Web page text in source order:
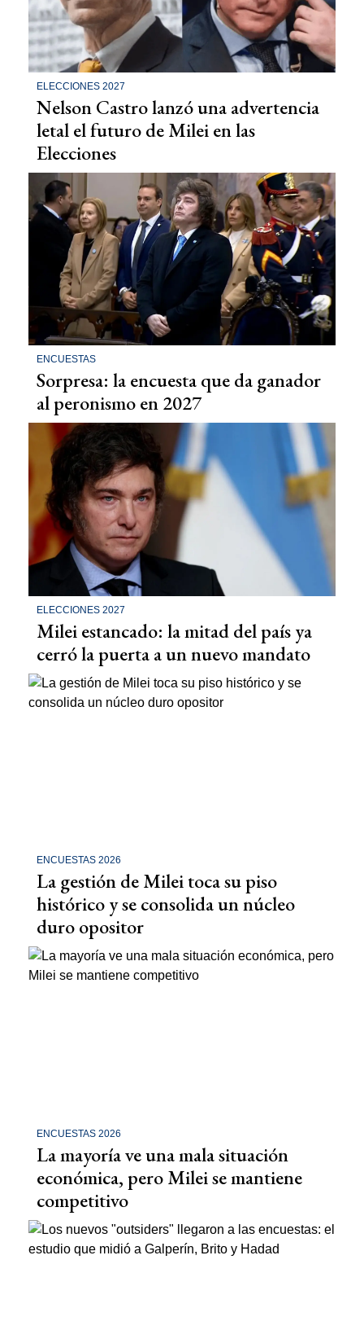
ELECCIONES 2027
Nelson Castro lanzó una advertencia
letal el futuro de Milei en las
Elecciones
ENCUESTAS
Sorpresa: la encuesta que da ganador
al peronismo en 2027
ELECCIONES 2027
Milei estancado: la mitad del país ya
cerró la puerta a un nuevo mandato
ENCUESTAS 2026
La gestión de Milei toca su piso
histórico y se consolida un núcleo
duro opositor
ENCUESTAS 2026
La mayoría ve una mala situación
económica, pero Milei se mantiene
competitivo